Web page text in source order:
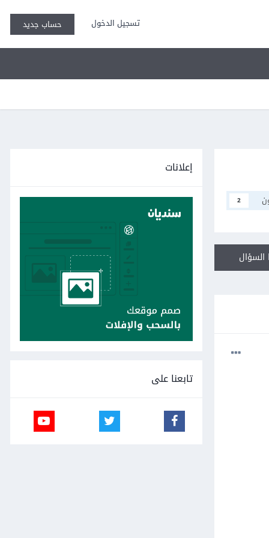
تسجيل الدخول حساب جديد
2
إعلانات
تابعنا على